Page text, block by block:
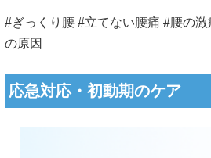
#ぎっくり腰 #立てない腰痛 #腰の
の原因
応急対応・初動期のケア